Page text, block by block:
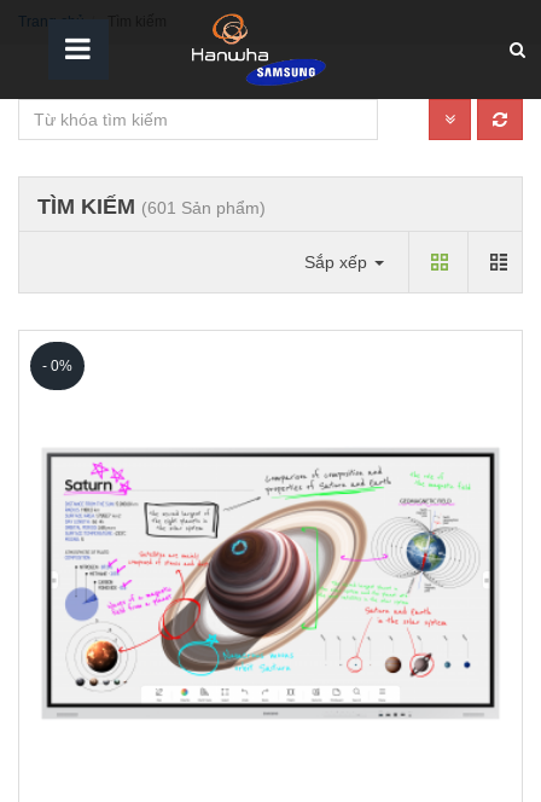
Trang chủ Tìm kiếm
TÌM KIẾM (601 Sản phẩm)
Sắp xếp
- 0%